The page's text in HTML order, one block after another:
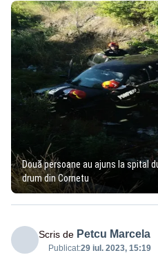
Două persoane au ajuns la spital
drum din Cornetu
Scris de Petcu Marcela
Publicat:29 iul. 2023, 15:19